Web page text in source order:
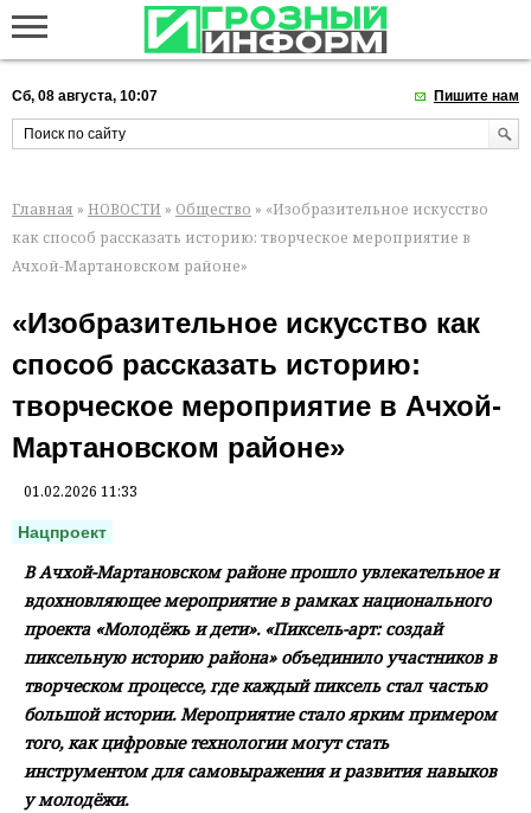
Сб, 08 августа, 10:07 Пишите нам
Главная » НОВОСТИ » Общество » «Изобразительное искусство
как способ рассказать историю: творческое мероприятие в
Ачхой-Мартановском районе»
«Изобразительное искусство как
способ рассказать историю:
творческое мероприятие в Ачхой-
Мартановском районе»
01.02.2026 11:33
Нацпроект
В Ачхой-Мартановском районе прошло увлекательное и
вдохновляющее мероприятие в рамках национального
проекта «Молодёжь и дети». «Пиксель-арт: создай
пиксельную историю района» объединило участников в
творческом процессе, где каждый пиксель стал частью
большой истории. Мероприятие стало ярким примером
того, как цифровые технологии могут стать
инструментом для самовыражения и развития навыков
у молодёжи.